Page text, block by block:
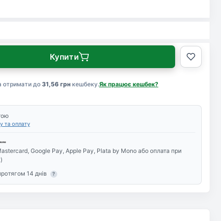
отримати до 31,56 грнкешбеку.Як працює кешбек?
Купити
та оплату
Google Pay, Apple Pay, Plata by Mono або оплата при
14 днів
?